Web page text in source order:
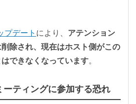
プデート により、 アテンション
削除され、現在はホスト側がこの
できなくなっています。
ーティングに参加する恐れ